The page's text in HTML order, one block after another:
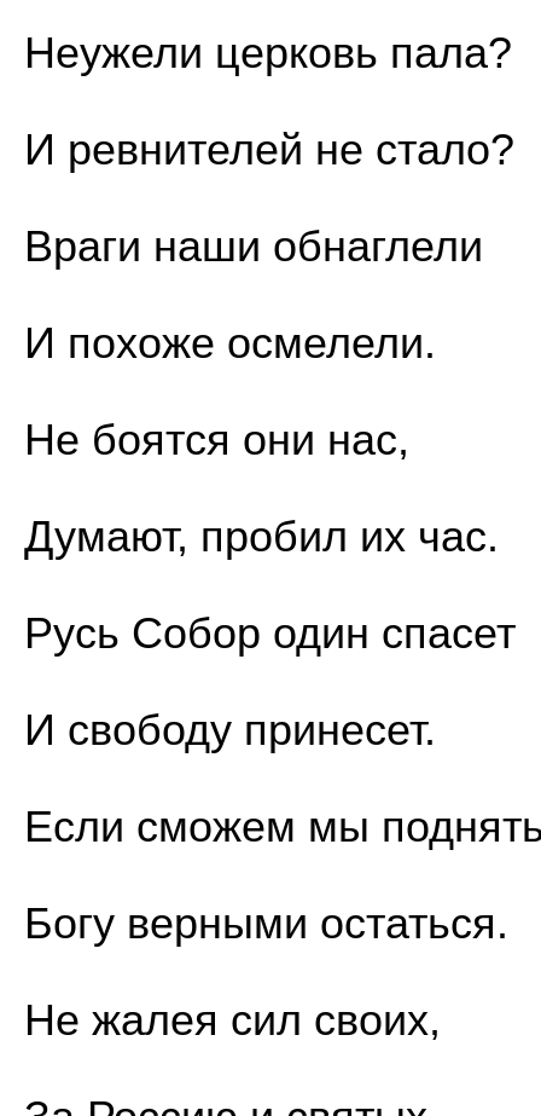
Неужели церковь пала?
И ревнителей не стало?
Враги наши обнаглели
И похоже осмелели.
Не боятся они нас,
Думают, пробил их час.
Русь Собор один спасет
И свободу принесет.
Если сможем мы
Богу верными остаться.
Не жалея сил своих,